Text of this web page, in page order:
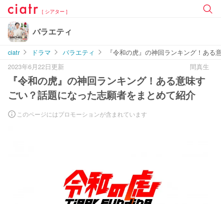
[ シアター ]
バラエティ
ciatr ドラマ バラエティ
『令和の虎』の神回ランキング！あ
2023年6月22日更新
間真生
『令和の虎』の神回ランキング！ある意味す
ごい？話題になった志願者をまとめて紹介
このページにはプロモーションが含まれています